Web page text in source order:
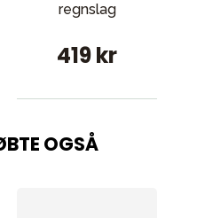
regnslag
419 kr
OGSÅ